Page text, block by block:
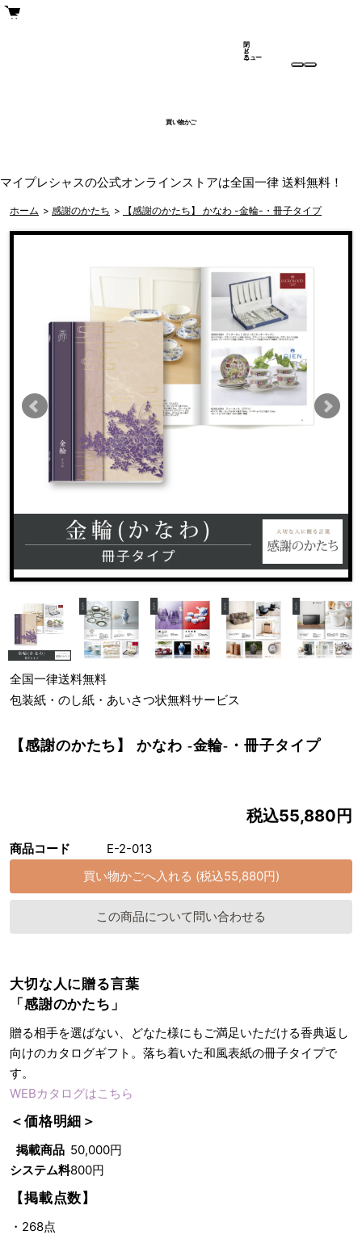
買い物かご
メ
ニュー
閉
じ
る
マイプレシャスの公式オンラインストアは全国一律 送料無料！
ホーム > 感謝のかたち > 【感謝のかたち】 かなわ -金輪-・冊子タイプ
全国一律送料無料
包装紙・のし紙・あいさつ状無料サービス
【感謝のかたち】 かなわ -金輪-・冊子タイプ
税込55,880円
商品コード E-2-013
この商品について問い合わせる
大切な人に贈る言葉
「感謝のかたち」
贈る相手を選ばない、どなた様にもご満足いただける香典返し
向けのカタログギフト。落ち着いた和風表紙の冊子タイプで
す。
WEBカタログはこちら
＜価格明細＞
掲載商品 50,000円
システム料800円
【掲載点数】
・268点